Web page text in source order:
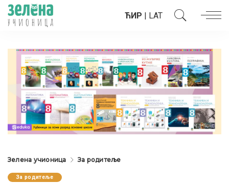
ЋИР | LAT
Зелена учионица За родитеље
За родитеље